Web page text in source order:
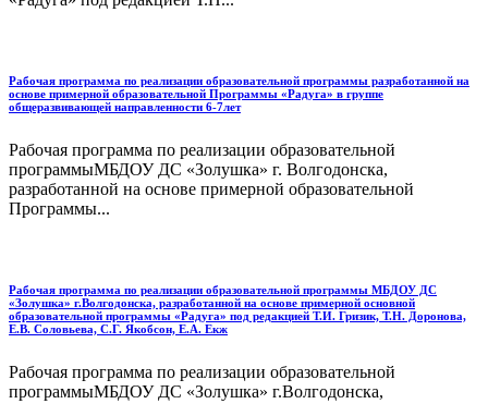
Рабочая программа по реализации образовательной программы разработанной на
основе примерной образовательной Программы «Радуга» в группе
общеразвивающей направленности 6-7лет
Рабочая программа по реализации образовательной
программыМБДОУ ДС «Золушка» г. Волгодонска,
разработанной на основе примерной образовательной
Программы...
Рабочая программа по реализации образовательной программы МБДОУ ДС
«Золушка» г.Волгодонска, разработанной на основе примерной основной
образовательной программы «Радуга» под редакцией Т.И. Гризик, Т.Н. Доронова,
Е.В. Соловьева, С.Г. Якобсон, Е.А. Екж
Рабочая программа по реализации образовательной
программыМБДОУ ДС «Золушка» г.Волгодонска,